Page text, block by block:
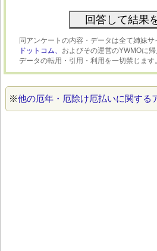
同アンケートの内容・データは全て姉妹サ
ドットコム、 およびその運営のYWMOに
データの転用・引用・利用を一切禁じます。
※他の厄年・厄除け厄払いに関する